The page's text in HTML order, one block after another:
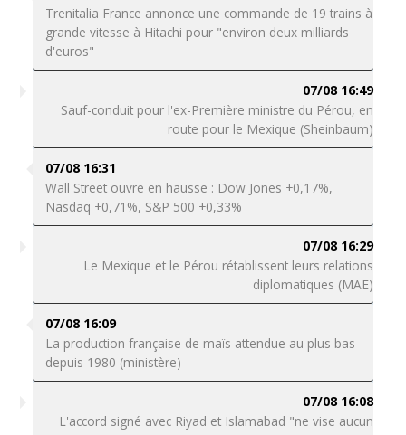
Trenitalia France annonce une commande de 19 trains à
grande vitesse à Hitachi pour "environ deux milliards
d'euros"
07/08 16:49
Sauf-conduit pour l'ex-Première ministre du Pérou, en
route pour le Mexique (Sheinbaum)
07/08 16:31
Wall Street ouvre en hausse : Dow Jones +0,17%,
Nasdaq +0,71%, S&P 500 +0,33%
07/08 16:29
Le Mexique et le Pérou rétablissent leurs relations
diplomatiques (MAE)
07/08 16:09
La production française de maïs attendue au plus bas
depuis 1980 (ministère)
07/08 16:08
L'accord signé avec Riyad et Islamabad "ne vise aucun